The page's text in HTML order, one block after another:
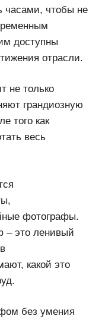
часами, чтобы не
доступны
отрасли.
не только
грандиозную
того как
весь
фотографы.
– это ленивый
какой это
без умения